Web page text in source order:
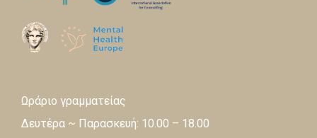
Ωράριο γραμματείας
Δευτέρα ~ Παρασκευή: 10.00 – 18.00